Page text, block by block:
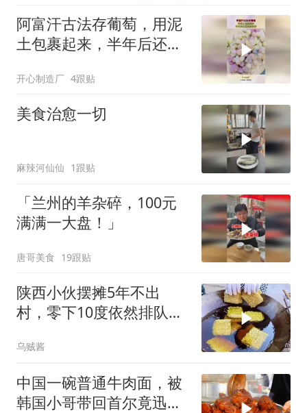
阿富汗古法存葡萄，用泥
土包裹起来，半年后还是
开心制造厂 4跟贴
美食治愈一切
麻辣河仙仙 1跟贴
「兰州的羊杂碎，100元
满满一大盘！」
唐哥美食 19跟贴
陕西小伙摆摊5年不出
村，零下10度依然排队，
乌贼酱
中国一碗普通牛肉面，被
韩国小哥带回首尔竟迅速